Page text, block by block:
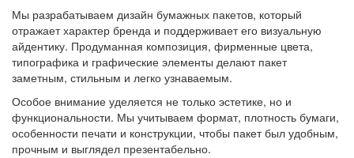
Мы разрабатываем дизайн бумажных пакетов, который
отражает характер бренда и поддерживает его визуальную
айдентику. Продуманная композиция, фирменные цвета,
типографика и графические элементы делают пакет
заметным, стильным и легко узнаваемым.
Особое внимание уделяется не только эстетике, но и
функциональности. Мы учитываем формат, плотность бумаги,
особенности печати и конструкции, чтобы пакет был удобным,
прочным и выглядел презентабельно.